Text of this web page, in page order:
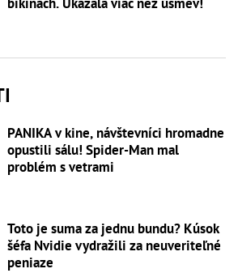
PANIKA v kine, návštevníci hromadne
opustili sálu! Spider-Man mal
problém s vetrami
Toto je suma za jednu bundu? Kúsok
šéfa Nvidie vydražili za neuveriteľné
peniaze